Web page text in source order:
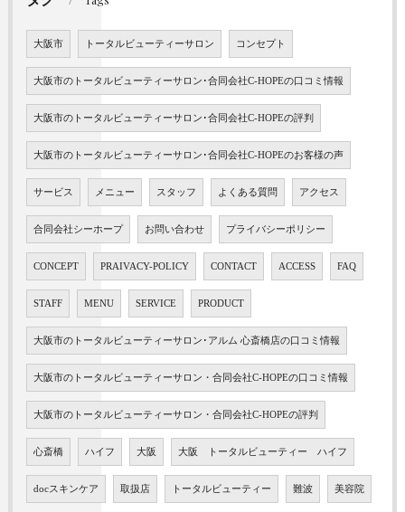
大阪市 トータルビューティーサロン コンセプト
大阪市のトータルビューティーサロン･合同会社C-HOPEの口コミ情報
大阪市のトータルビューティーサロン･合同会社C-HOPEの評判
大阪市のトータルビューティーサロン･合同会社C-HOPEのお客様の声
サービス メニュー スタッフ よくある質問 アクセス
合同会社シーホープ お問い合わせ プライバシーポリシー
CONCEPT PRAIVACY-POLICY CONTACT ACCESS FAQ
STAFF MENU SERVICE PRODUCT
大阪市のトータルビューティーサロン･アルム 心斎橋店の口コミ情報
大阪市のトータルビューティーサロン・合同会社C-HOPEの口コミ情報
大阪市のトータルビューティーサロン・合同会社C-HOPEの評判
心斎橋 ハイフ 大阪 大阪 トータルビューティー ハイフ
docスキンケア 取扱店 トータルビューティー 難波 美容院